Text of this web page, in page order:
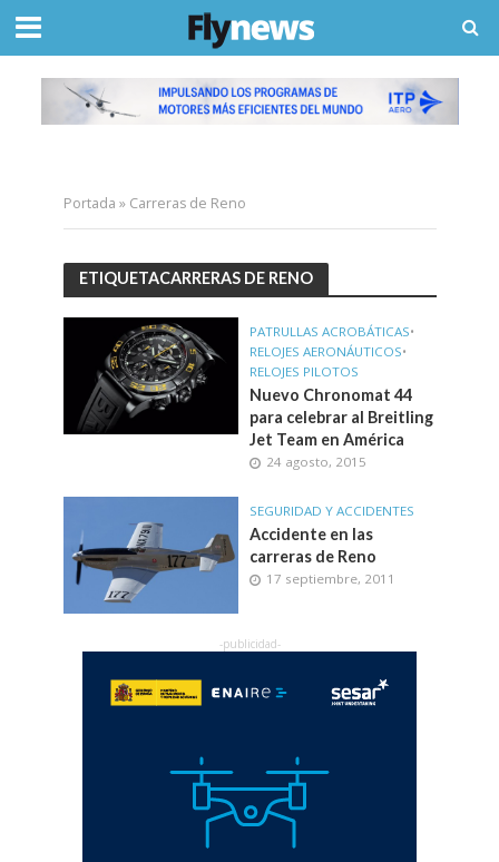
Portada » Carreras de Reno
ETIQUETACARRERAS DE RENO
PATRULLAS ACROBÁTICAS•
RELOJES AERONÁUTICOS•
RELOJES PILOTOS
Nuevo Chronomat 44
para celebrar al Breitling
Jet Team en América
24 agosto, 2015
SEGURIDAD Y ACCIDENTES
Accidente en las
carreras de Reno
17 septiembre, 2011